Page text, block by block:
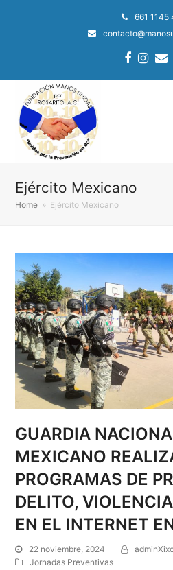
661 1145
Ejército Mexicano
Home » Ejército Mexicano
GUARDIA
MEXICANO
PROGRAMAS DE
DELITO,
EN EL INTERNET
22 noviembre, 2024
Jornadas Preventivas